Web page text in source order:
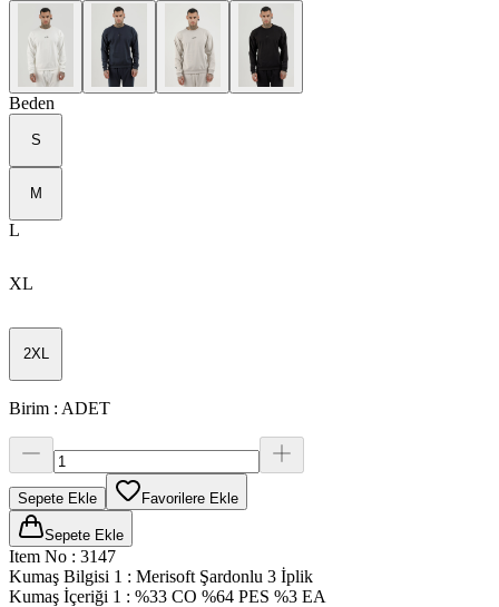
Beden
S
M
L
XL
2XL
Birim : ADET
Sepete Ekle Favorilere Ekle
Sepete Ekle
Item No : 3147
Kumaş Bilgisi 1 : Merisoft Şardonlu 3 İplik
Kumaş İçeriği 1 : %33 CO %64 PES %3 EA